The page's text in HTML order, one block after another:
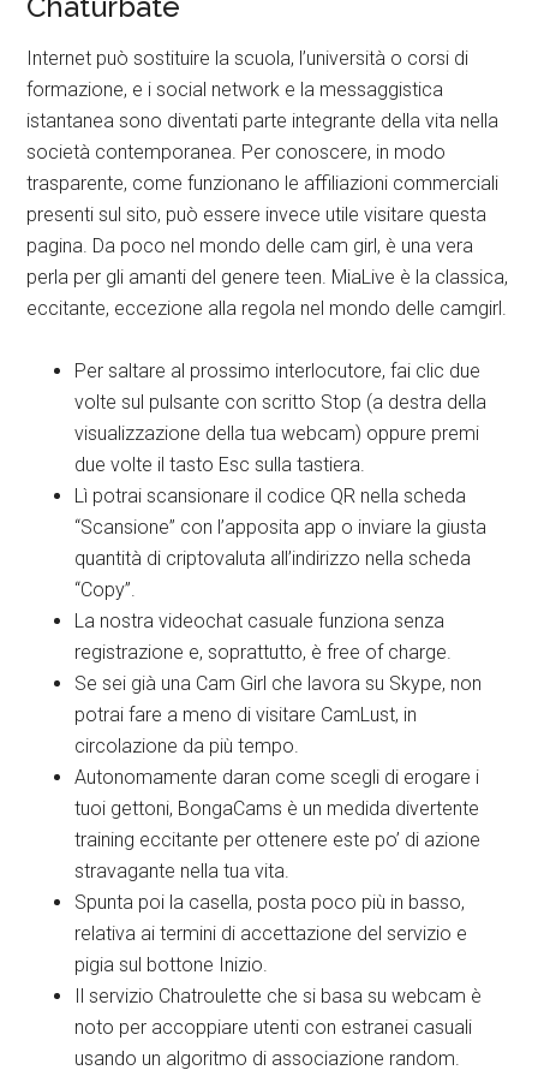
Internet può sostituire la scuola, l’università o corsi di
formazione, e i social network e la messaggistica
istantanea sono diventati parte integrante della vita nella
società contemporanea. Per conoscere, in modo
trasparente, come funzionano le affiliazioni commerciali
presenti sul sito, può essere invece utile visitare questa
pagina. Da poco nel mondo delle cam girl, è una vera
perla per gli amanti del genere teen. MiaLive è la classica,
eccitante, eccezione alla regola nel mondo delle camgirl.
Per saltare al prossimo interlocutore, fai clic due
volte sul pulsante con scritto Stop (a destra della
visualizzazione della tua webcam) oppure premi
due volte il tasto Esc sulla tastiera.
Lì potrai scansionare il codice QR nella scheda
“Scansione” con l’apposita app o inviare la giusta
quantità di criptovaluta all’indirizzo nella scheda
“Copy”.
La nostra videochat casuale funziona senza
registrazione e, soprattutto, è free of charge.
Se sei già una Cam Girl che lavora su Skype, non
potrai fare a meno di visitare CamLust, in
circolazione da più tempo.
Autonomamente daran come scegli di erogare i
tuoi gettoni, BongaCams è un medida divertente
training eccitante per ottenere este po’ di azione
stravagante nella tua vita.
Spunta poi la casella, posta poco più in basso,
relativa ai termini di accettazione del servizio e
pigia sul bottone Inizio.
Il servizio Chatroulette che si basa su webcam è
noto per accoppiare utenti con estranei casuali
usando un algoritmo di associazione random.